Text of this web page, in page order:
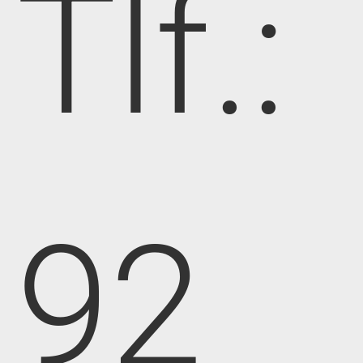
Tlf.:
92